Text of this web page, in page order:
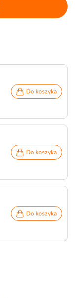
Do koszyka
Do koszyka
Do koszyka